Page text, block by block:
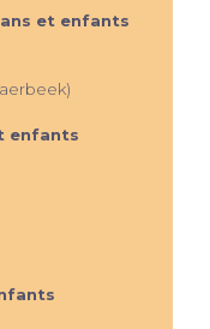
et enfants
enfants